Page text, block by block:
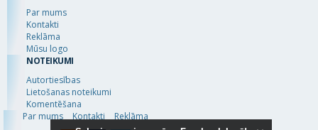
Par mums
Kontakti
Reklāma
Mūsu logo
NOTEIKUMI
Autortiesības
Lietošanas noteikumi
Komentēšana
Par mums
Kontakti Reklāma